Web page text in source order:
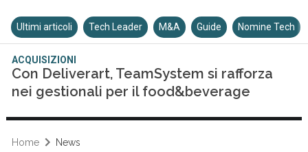
Ultimi articoli Tech Leader M&A Guide Nomine Tech
ACQUISIZIONI
Con Deliverart, TeamSystem si rafforza
nei gestionali per il food&beverage
Home News